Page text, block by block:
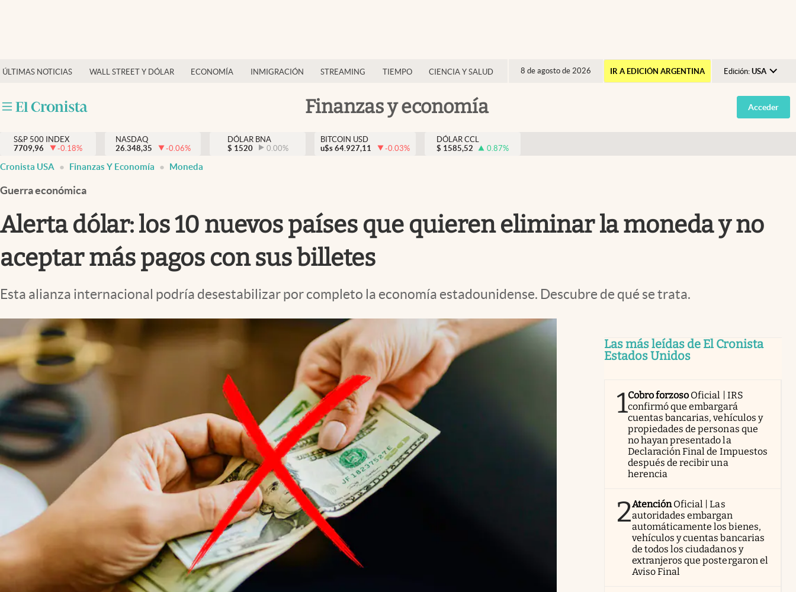
ÚLTIMAS NOTICIAS WALL STREET Y DÓLAR ECONOMÍA INMIGRACIÓN STREAMING TIEMPO CIENCIA Y SALUD 8 de agosto de 2026 IR A EDICIÓN ARGENTINA Edición: USA
Argentina
España
Finanzas y economía
Finanzas y economía
Inmigración
Trending
Streaming
Acceder
S&P 500 INDEX
7709,96
-0.18%
NASDAQ
26.348,35
-0.06%
DÓLAR BNA
$ 1520 0.00%
BITCOIN USD
u$s 64.927,11 -0.03%
DÓLAR CCL
$ 1585,52 0.87%
Cronista USA Finanzas Y Economía Moneda
Guerra económica
Alerta dólar: los 10 nuevos países que quieren eliminar la moneda y no
aceptar más pagos con sus billetes
Esta alianza internacional podría desestabilizar por completo la economía estadounidense. Descubre de qué se trata.
Las más leídas de El Cronista
Estados Unidos
1Cobro forzoso Oficial | IRS
confirmó que embargará
cuentas bancarias, vehículos y
propiedades de personas que
no hayan presentado la
Declaración Final de Impuestos
después de recibir una
herencia
2AtenciónOficial | Las
autoridades embargan
automáticamente los bienes,
vehículos y cuentas bancarias
de todos los ciudadanos y
extranjeros que postergaron el
Aviso Final